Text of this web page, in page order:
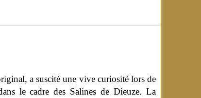
a suscité une vive curiosité lors de
le cadre des Salines de Dieuze. La